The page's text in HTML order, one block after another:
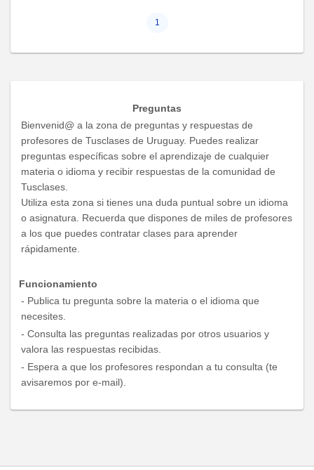
1
Preguntas
Bienvenid@ a la zona de preguntas y respuestas de
profesores de Tusclases de Uruguay. Puedes realizar
preguntas específicas sobre el aprendizaje de cualquier
materia o idioma y recibir respuestas de la comunidad de
Tusclases.
Utiliza esta zona si tienes una duda puntual sobre un idioma
o asignatura. Recuerda que dispones de miles de profesores
a los que puedes contratar clases para aprender
rápidamente.
Funcionamiento
- Publica tu pregunta sobre la materia o el idioma que
necesites.
- Consulta las preguntas realizadas por otros usuarios y
valora las respuestas recibidas.
- Espera a que los profesores respondan a tu consulta (te
avisaremos por e-mail).